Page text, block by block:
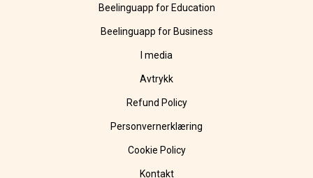
Beelinguapp for Education
Beelinguapp for Business
I media
Avtrykk
Refund Policy
Personvernerklæring
Cookie Policy
Kontakt